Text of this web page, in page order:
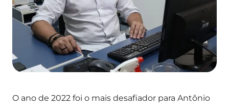
O ano de 2022 foi o mais desafiador para Antônio